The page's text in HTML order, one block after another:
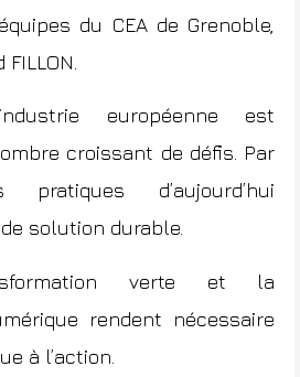
du CEAde Grenoble,
européenne est
croissant de défis. Par
d’aujourd’hui
solution durable.
verte et la
rendent nécessaire
à l’action.